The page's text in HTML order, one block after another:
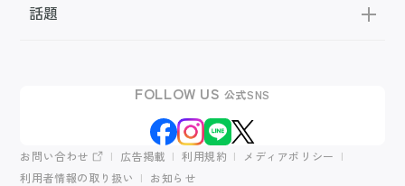
話題
FOLLOW US 公式SNS
お問い合わせ 広告掲載 利用規約
メディアポリシー
利用者情報の取り扱い
お知らせ